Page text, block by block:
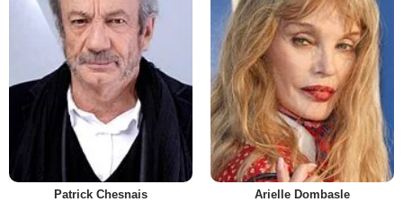
Patrick Chesnais Arielle Dombasle